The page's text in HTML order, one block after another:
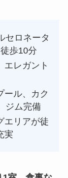
セロネータ
歩10分
エレガント
ール、カク
ジム完備
エリアが徒
実